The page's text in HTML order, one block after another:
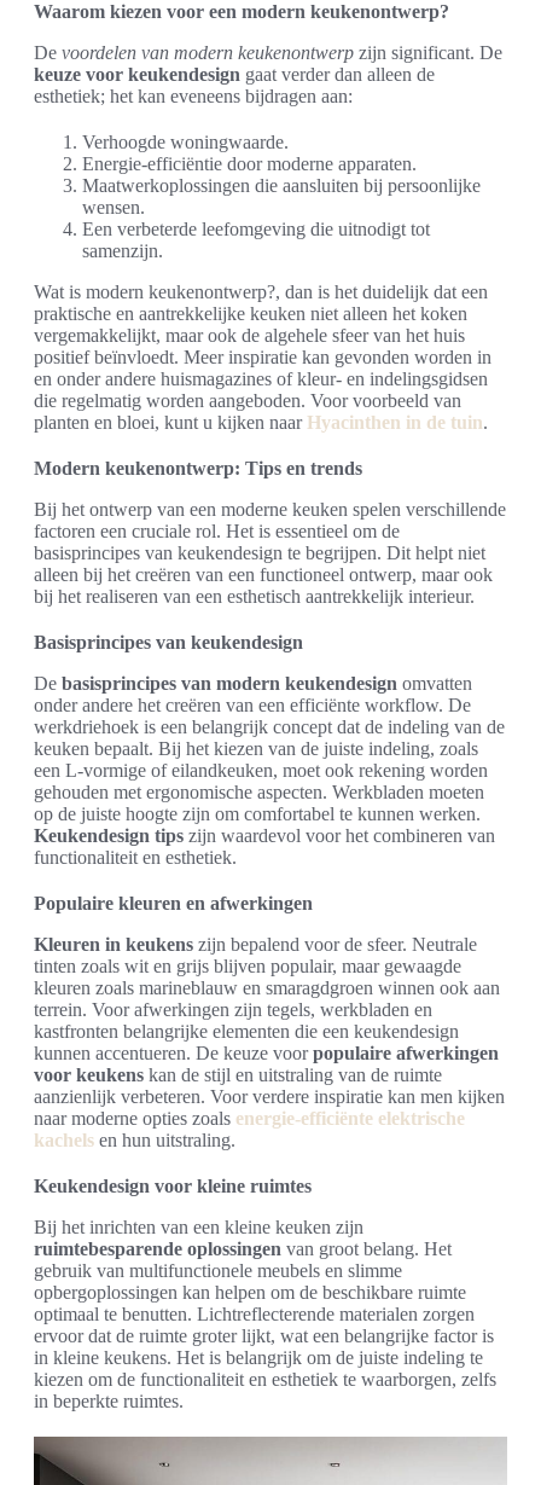
Waarom kiezen voor een modern keukenontwerp?
De voordelen van modern keukenontwerp zijn significant. De
keuze voor keukendesign gaat verder dan alleen de
esthetiek; het kan eveneens bijdragen aan:
Verhoogde woningwaarde.
Energie-efficiëntie door moderne apparaten.
Maatwerkoplossingen die aansluiten bij persoonlijke
wensen.
Een verbeterde leefomgeving die uitnodigt tot
samenzijn.
Wat is modern keukenontwerp?, dan is het duidelijk dat een
praktische en aantrekkelijke keuken niet alleen het koken
vergemakkelijkt, maar ook de algehele sfeer van het huis
positief beïnvloedt. Meer inspiratie kan gevonden worden in
en onder andere huismagazines of kleur- en indelingsgidsen
die regelmatig worden aangeboden. Voor voorbeeld van
planten en bloei, kunt u kijken naar Hyacinthen in de tuin.
Modern keukenontwerp: Tips en trends
Bij het ontwerp van een moderne keuken spelen verschillende
factoren een cruciale rol. Het is essentieel om de
basisprincipes van keukendesign te begrijpen. Dit helpt niet
alleen bij het creëren van een functioneel ontwerp, maar ook
bij het realiseren van een esthetisch aantrekkelijk interieur.
Basisprincipes van keukendesign
De basisprincipes van modern keukendesign omvatten
onder andere het creëren van een efficiënte workflow. De
werkdriehoek is een belangrijk concept dat de indeling van de
keuken bepaalt. Bij het kiezen van de juiste indeling, zoals
een L-vormige of eilandkeuken, moet ook rekening worden
gehouden met ergonomische aspecten. Werkbladen moeten
op de juiste hoogte zijn om comfortabel te kunnen werken.
Keukendesign tips zijn waardevol voor het combineren van
functionaliteit en esthetiek.
Populaire kleuren en afwerkingen
Kleuren in keukens zijn bepalend voor de sfeer. Neutrale
tinten zoals wit en grijs blijven populair, maar gewaagde
kleuren zoals marineblauw en smaragdgroen winnen ook aan
terrein. Voor afwerkingen zijn tegels, werkbladen en
kastfronten belangrijke elementen die een keukendesign
kunnen accentueren. De keuze voorpopulaire afwerkingen
voor keukens kan de stijl en uitstraling van de ruimte
aanzienlijk verbeteren. Voor verdere inspiratie kan men kijken
naar moderne opties zoals energie-efficiënte elektrische
kachels en hun uitstraling.
Keukendesign voor kleine ruimtes
Bij het inrichten van een kleine keuken zijn
ruimtebesparende oplossingen van groot belang. Het
gebruik van multifunctionele meubels en slimme
opbergoplossingen kan helpen om de beschikbare ruimte
optimaal te benutten. Lichtreflecterende materialen zorgen
ervoor dat de ruimte groter lijkt, wat een belangrijke factor is
in kleine keukens. Het is belangrijk om de juiste indeling te
kiezen om de functionaliteit en esthetiek te waarborgen, zelfs
in beperkte ruimtes.